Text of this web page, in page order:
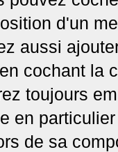
d'un
aussi
cochant la
toujours
en
de sa